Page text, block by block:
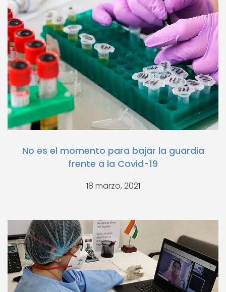
No es el momento para bajar la guardia
frente a la Covid-19
18 marzo, 2021